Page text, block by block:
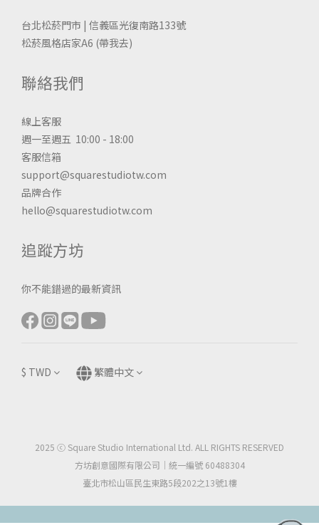
台北松菸門市 | 信義區光復南路133號
松菸風格店家A6 (帶我去)
聯絡我們
線上客服
週一至週五 10:00 - 18:00
客服信箱
support@squarestudiotw.com
品牌合作
hello@squarestudiotw.com
追蹤方坊
你不能錯過的最新資訊
$ TWD 繁體中文
2025 ⓒ Square Studio International Ltd. ALL RIGHTS RESERVED
方坊創意國際有限公司｜統一編號 60488304
臺北市松山區民生東路5段202之13號1樓